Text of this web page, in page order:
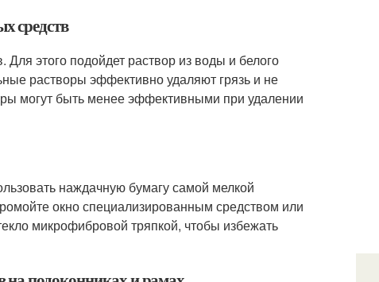
средств
этого подойдет раствор из воды и белого
растворы эффективно удаляют грязь и не
могут быть менее эффективными при удалении
наждачную бумагу самой мелкой
окно специализированным средством или
микрофибровой тряпкой, чтобы избежать